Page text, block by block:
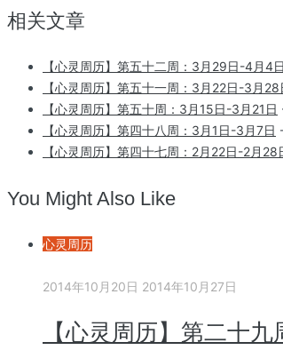
相关文章
【心灵周历】第五十二周：3月29日-4月4日
【心灵周历】第五十一周：3月22日-3月28
【心灵周历】第五十周：3月15日-3月21日
【心灵周历】第四十八周：3月1日-3月7日
【心灵周历】第四十七周：2月22日-2月28
You Might Also Like
心灵周历
2014年10月20日 2014年10月27日
【心灵周历】第二十